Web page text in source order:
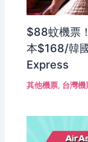
$88蚊機票
本$168/韓
Express
其他機票, 台灣機